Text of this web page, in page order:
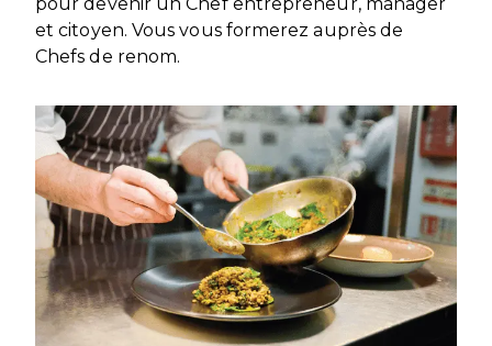
et citoyen. Vous vous formerez auprès de
Chefs de renom.